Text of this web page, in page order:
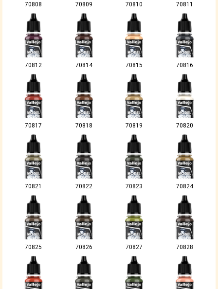
70808 70809 70810 70811
70812 70814 70815 70816
70817 70818 70819 70820
70821 70822 70823 70824
70825 70826 70827 70828